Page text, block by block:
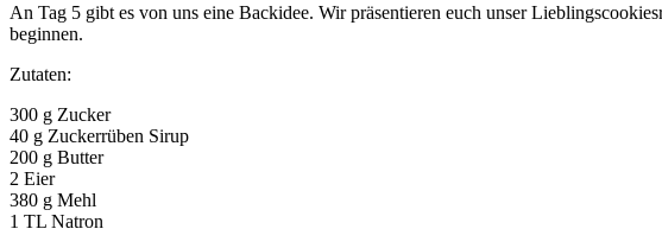
An Tag 5 gibt es von uns eine Backidee. Wir präsentieren euch unser
beginnen.
Zutaten:
300 g Zucker
40 g Zuckerrüben Sirup
200 g Butter
2 Eier
380 g Mehl
1 TL Natron